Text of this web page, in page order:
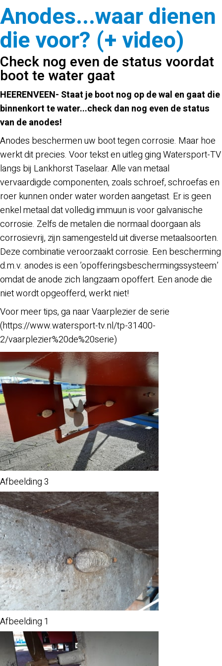
Anodes...waar dienen
die voor? (+ video)
Check nog even de status voordat
boot te water gaat
HEERENVEEN- Staat je boot nog op de wal en gaat die
binnenkort te water...check dan nog even de status
van de anodes!
Anodes beschermen uw boot tegen corrosie. Maar hoe
werkt dit precies. Voor tekst en uitleg ging Watersport-TV
langs bij Lankhorst Taselaar. Alle van metaal
vervaardigde componenten, zoals schroef, schroefas en
roer kunnen onder water worden aangetast. Er is geen
enkel metaal dat volledig immuun is voor galvanische
corrosie. Zelfs de metalen die normaal doorgaan als
corrosievrij, zijn samengesteld uit diverse metaalsoorten.
Deze combinatie veroorzaakt corrosie. Een bescherming
d.m.v. anodes is een ’opofferingsbeschermingssysteem’
omdat de anode zich langzaam opoffert. Een anode die
niet wordt opgeofferd, werkt niet!
Voor meer tips, ga naar Vaarplezier de serie
(https://www.watersport-tv.nl/tp-31400-
2/vaarplezier%20de%20serie)
Afbeelding 3
Afbeelding 1